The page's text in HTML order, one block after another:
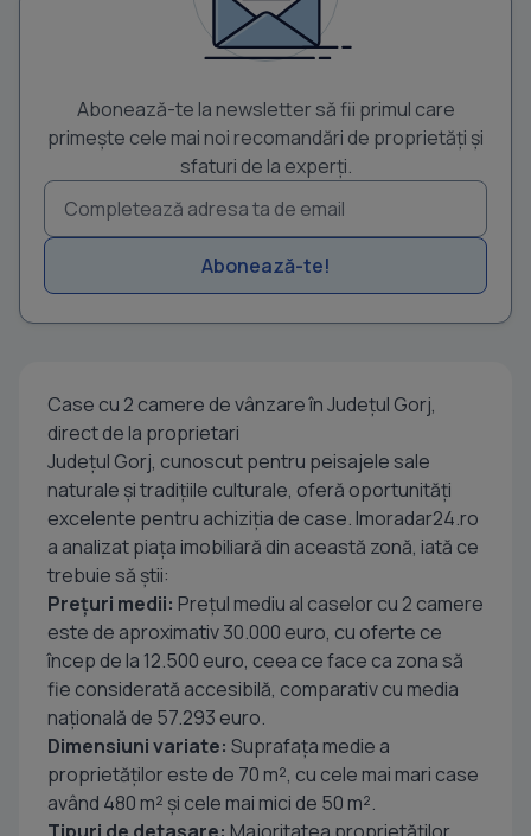
Abonează-te la newsletter să fii primul care
primește cele mai noi recomandări de proprietăți și
sfaturi de la experți.
Abonează-te!
Case cu 2 camere de vânzare în Județul Gorj,
direct de la proprietari
Județul Gorj, cunoscut pentru peisajele sale
naturale și tradițiile culturale, oferă oportunități
excelente pentru achiziția de case. Imoradar24.ro
a analizat piața imobiliară din această zonă, iată ce
trebuie să știi:
Prețuri medii: Prețul mediu al caselor cu 2 camere
este de aproximativ 30.000 euro, cu oferte ce
încep de la 12.500 euro, ceea ce face ca zona să
fie considerată accesibilă, comparativ cu media
națională de 57.293 euro.
Dimensiuni variate: Suprafața medie a
proprietăților este de 70 m², cu cele mai mari case
având 480 m² și cele mai mici de 50 m².